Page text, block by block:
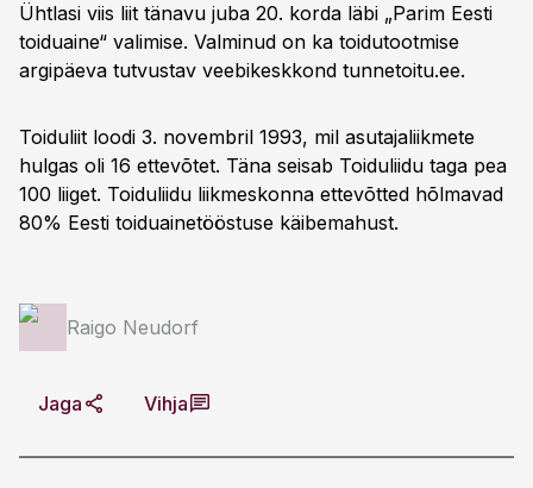
Ühtlasi viis liit tänavu juba 20. korda läbi „Parim Eesti
toiduaine“ valimise. Valminud on ka toidutootmise
argipäeva tutvustav veebikeskkond tunnetoitu.ee.
Toiduliit loodi 3. novembril 1993, mil asutajaliikmete
hulgas oli 16 ettevõtet. Täna seisab Toiduliidu taga pea
100 liiget. Toiduliidu liikmeskonna ettevõtted hõlmavad
80% Eesti toiduainetööstuse käibemahust.
Raigo Neudorf
Jaga Vihja